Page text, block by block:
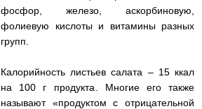
фосфор, железо, аскорбиновую,
фолиевую кислоты и витамины разных
групп.
Калорийность листьев салата – 15 ккал
на 100 г продукта. Многие его также
называют «продуктом с отрицательной